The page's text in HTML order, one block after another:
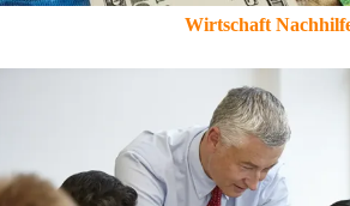
Wirtschaft